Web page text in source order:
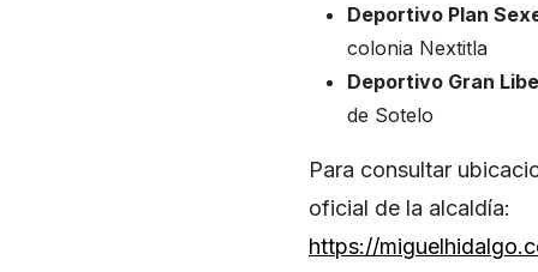
Deportivo Plan
colonia Nextitla
Deportivo Gran
de Sotelo
Para consultar
oficial de la alcaldía:
https://